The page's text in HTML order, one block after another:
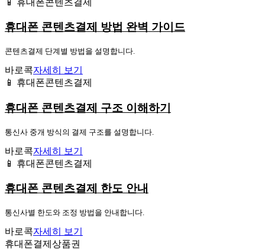
휴대폰 콘텐츠결제 방법 완벽 가이드
콘텐츠결제 단계별 방법을 설명합니다.
바로콕자세히 보기
📱 휴대폰콘텐츠결제
휴대폰 콘텐츠결제 구조 이해하기
통신사 중개 방식의 결제 구조를 설명합니다.
바로콕자세히 보기
📱 휴대폰콘텐츠결제
휴대폰 콘텐츠결제 한도 안내
통신사별 한도와 조정 방법을 안내합니다.
바로콕자세히 보기
휴대폰결제상품권